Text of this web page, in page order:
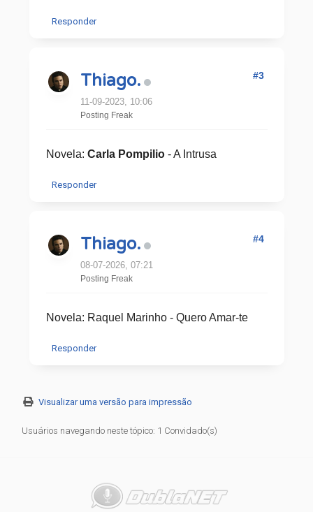
Responder
Thiago.
11-09-2023, 10:06
Posting Freak
#3
Novela: Carla Pompilio - A Intrusa
Responder
Thiago.
08-07-2026, 07:21
Posting Freak
#4
Novela: Raquel Marinho - Quero Amar-te
Responder
Visualizar uma versão para impressão
Usuários navegando neste tópico: 1 Convidado(s)